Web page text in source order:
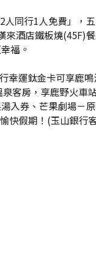
同行1人免費」，
來酒店鐵板燒(45F)
福。
幸運鈦金卡可享鹿
客房，享鹿野火車
入券、芒果劇場－
快假期！(玉山銀行